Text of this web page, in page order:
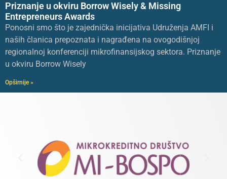
Priznanje u okviru Borrow Wisely & Missing
Entrepreneurs Awards
Ponosni smo što je zajednička inicijativa Udruženja AMFI i
naših članica prepoznata i nagrađena na ovogodišnjoj
regionalnoj konferenciji mikrofinansijskog sektora. Priznanje
u okviru Borrow Wisely
Opširnije »